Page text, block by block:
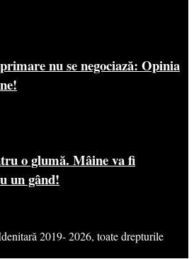
nu se negociază: Opinia
o glumă. Mâine va fi
un gând!
2019- 2026, toate drepturile